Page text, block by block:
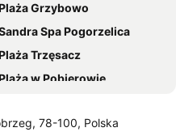
Plaża Grzybowo
Spa Pogorzelica
Plaża Trzęsacz
w Pobierowie
78-100, Polska